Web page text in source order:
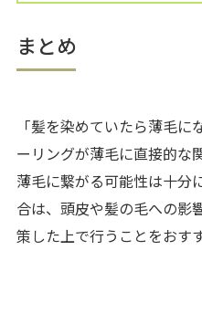
まとめ
「髪を染めていたら薄毛
ーリングが薄毛に直接的な
薄毛に繋がる可能性は十分
合は、頭皮や髪の毛への影
策した上で行うことをおす